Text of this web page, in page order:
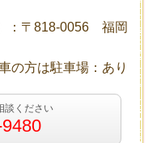
：〒818-0056 福岡
の方は駐車場：あり
談ください